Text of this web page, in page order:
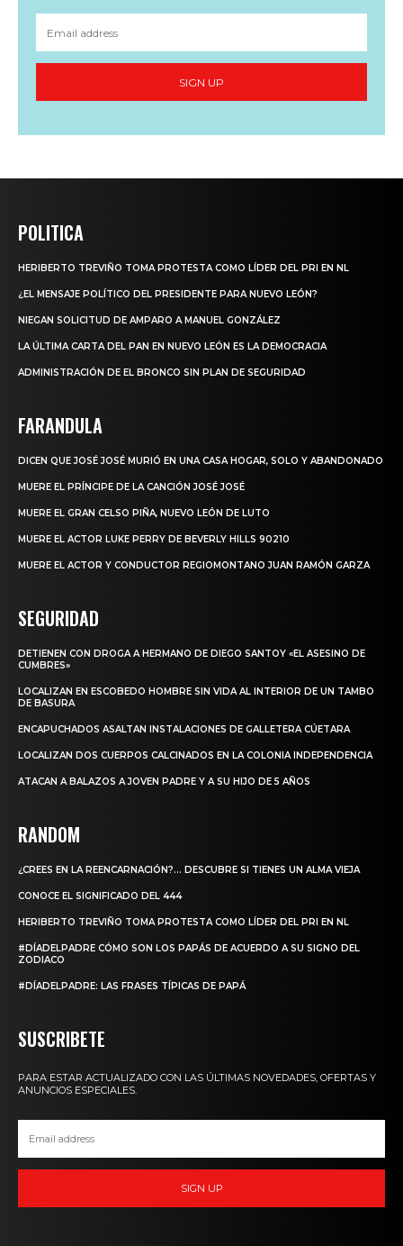
SIGN UP
POLITICA
HERIBERTO TREVIÑO TOMA PROTESTA COMO LÍDER DEL PRI EN NL
¿EL MENSAJE POLÍTICO DEL PRESIDENTE PARA NUEVO LEÓN?
NIEGAN SOLICITUD DE AMPARO A MANUEL GONZÁLEZ
LA ÚLTIMA CARTA DEL PAN EN NUEVO LEÓN ES LA DEMOCRACIA
ADMINISTRACIÓN DE EL BRONCO SIN PLAN DE SEGURIDAD
FARANDULA
DICEN QUE JOSÉ JOSÉ MURIÓ EN UNA CASA HOGAR, SOLO Y ABANDONADO
MUERE EL PRÍNCIPE DE LA CANCIÓN JOSÉ JOSÉ
MUERE EL GRAN CELSO PIÑA, NUEVO LEÓN DE LUTO
MUERE EL ACTOR LUKE PERRY DE BEVERLY HILLS 90210
MUERE EL ACTOR Y CONDUCTOR REGIOMONTANO JUAN RAMÓN GARZA
SEGURIDAD
DETIENEN CON DROGA A HERMANO DE DIEGO SANTOY «EL ASESINO DE
CUMBRES»
LOCALIZAN EN ESCOBEDO HOMBRE SIN VIDA AL INTERIOR DE UN TAMBO
DE BASURA
ENCAPUCHADOS ASALTAN INSTALACIONES DE GALLETERA CÚETARA
LOCALIZAN DOS CUERPOS CALCINADOS EN LA COLONIA INDEPENDENCIA
ATACAN A BALAZOS A JOVEN PADRE Y A SU HIJO DE 5 AÑOS
RANDOM
¿CREES EN LA REENCARNACIÓN?… DESCUBRE SI TIENES UN ALMA VIEJA
CONOCE EL SIGNIFICADO DEL 444
HERIBERTO TREVIÑO TOMA PROTESTA COMO LÍDER DEL PRI EN NL
#DÍADELPADRE CÓMO SON LOS PAPÁS DE ACUERDO A SU SIGNO DEL
ZODIACO
#DÍADELPADRE: LAS FRASES TÍPICAS DE PAPÁ
SUSCRIBETE
PARA ESTAR ACTUALIZADO CON LAS ÚLTIMAS NOVEDADES, OFERTAS Y
ANUNCIOS ESPECIALES.
SIGN UP